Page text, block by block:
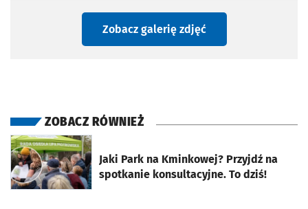
Zobacz galerię zdjęć
ZOBACZ RÓWNIEŻ
Jaki Park na Kminkowej? Przyjdź na
spotkanie konsultacyjne. To dziś!
otworzy się w nowej karcie